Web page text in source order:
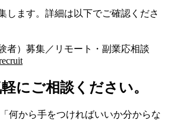
します。詳細は以下でご確認くださ
者）募集／リモート・副業応相談
にご相談ください。
何から手をつければいいか分からな